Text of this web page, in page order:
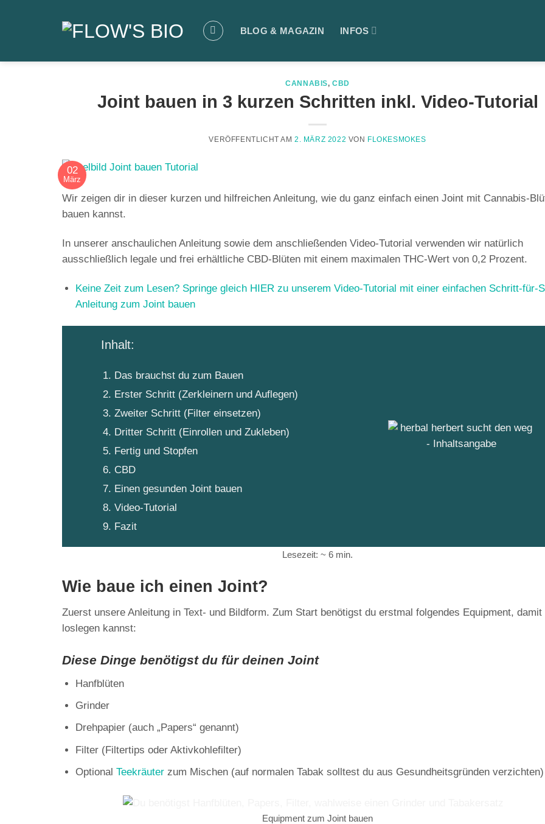
BLOG & MAGAZIN INFOS
CANNABIS,CBD
Joint bauen in 3 kurzen Schritten inkl. Video-Tutorial
VERÖFFENTLICHT AM2. MÄRZ 2022 VON FLOKESMOKES
02
März
Wir zeigen dir in dieser kurzen und hilfreichen Anleitung, wie du ganz einfach einen Joint mit Cannabis-
bauen kannst.
In unserer anschaulichen Anleitung sowie dem anschließenden Video-Tutorial verwenden wir natürlich
ausschließlich legale und frei erhältliche CBD-Blüten mit einem maximalen THC-Wert von 0,2 Prozent.
Keine Zeit zum Lesen? Springe gleich HIER zu unserem Video-Tutorial mit einer einfachen Schritt-für-
Anleitung zum Joint bauen
Inhalt:
Das brauchst du zum Bauen
Erster Schritt (Zerkleinern und Auflegen)
Zweiter Schritt (Filter einsetzen)
Dritter Schritt (Einrollen und Zukleben)
Fertig und Stopfen
CBD
Einen gesunden Joint bauen
Video-Tutorial
Fazit
Lesezeit: ~ 6 min.
Wie baue ich einen Joint?
Zuerst unsere Anleitung in Text- und Bildform. Zum Start benötigst du erstmal folgendes Equipment, damit
loslegen kannst:
Diese Dinge benötigst du für deinen Joint
Hanfblüten
Grinder
Drehpapier (auch „Papers“ genannt)
Filter (Filtertips oder Aktivkohlefilter)
Optional Teekräuterzum Mischen (auf normalen Tabak solltest du aus Gesundheitsgründen verzichten)
Equipment zum Joint bauen